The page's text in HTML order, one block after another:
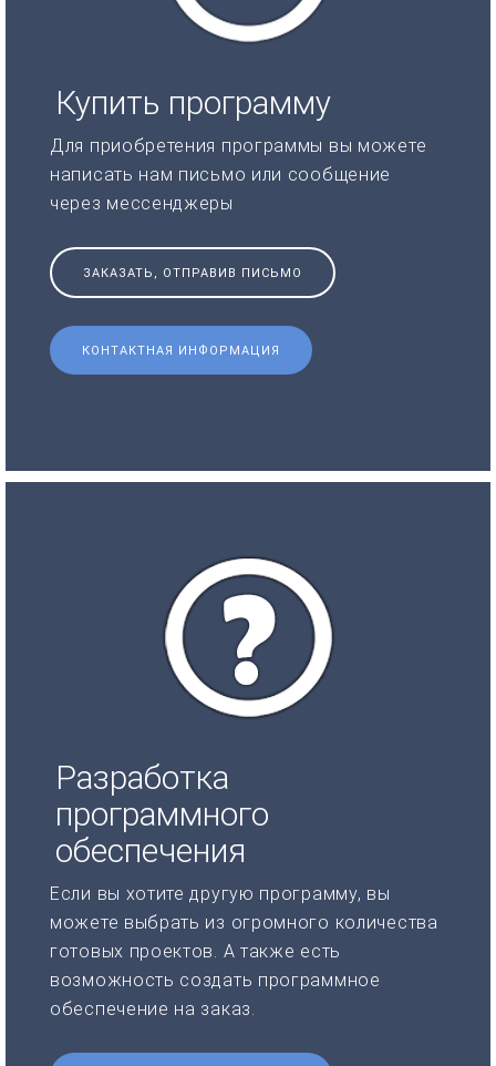
Купить программу
Для приобретения программы вы можете
написать нам письмо или сообщение
через мессенджеры
ЗАКАЗАТЬ, ОТПРАВИВ ПИСЬМО
КОНТАКТНАЯ ИНФОРМАЦИЯ
Разработка
программного
обеспечения
Если вы хотите другую программу, вы
можете выбрать из огромного количества
готовых проектов. А также есть
возможность создать программное
обеспечение на заказ.